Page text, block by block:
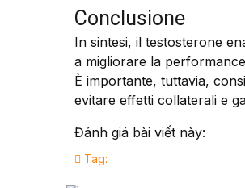
Conclusione
In sintesi, il testosterone
a migliorare la
È importante, tuttavia,
evitare effetti collaterali e
Đánh giá bài viết này:
Tag: